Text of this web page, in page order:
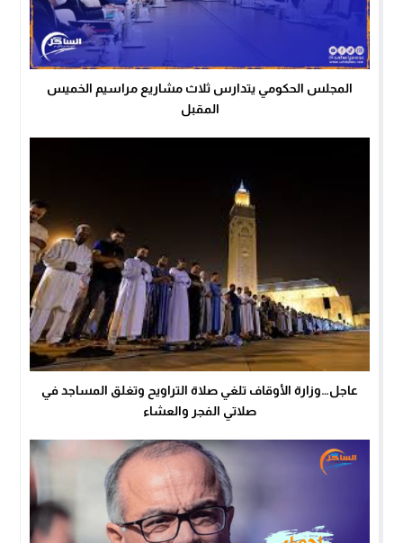
المجلس الحكومي يتدارس ثلاث مشاريع مراسيم الخميس
المقبل
عاجل…وزارة الأوقاف تلغي صلاة التراويح وتغلق المساجد في
صلاتي الفجر والعشاء